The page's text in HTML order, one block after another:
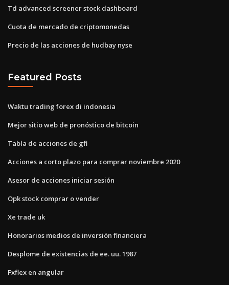
Td advanced screener stock dashboard
Cuota de mercado de criptomonedas
Precio de las acciones de hudbay nyse
Featured Posts
Waktu trading forex di indonesia
Mejor sitio web de pronóstico de bitcoin
Tabla de acciones de gfi
Acciones a corto plazo para comprar noviembre 2020
Asesor de acciones iniciar sesión
Opk stock comprar o vender
Xe trade uk
Honorarios medios de inversión financiera
Desplome de existencias de ee. uu. 1987
Fxflex en angular